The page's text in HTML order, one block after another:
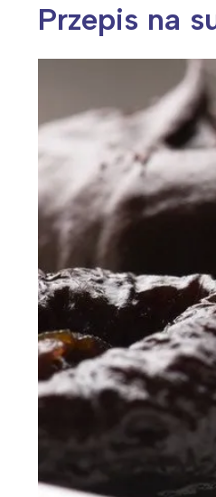
Wiosenny koncert ptaków
Przepis na